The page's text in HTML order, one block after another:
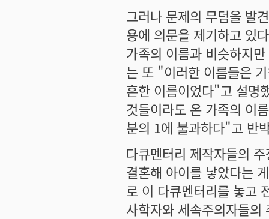
그러나 문제의 무덤을 발
용에 의문을 제기하고 있
가족의 이름과 비슷하지
는 또 "이러한 이름들은
흔한 이름이었다"고 설명
것들이라도 온 가족의 이
분의 1에 불과하다"고 반
다큐멘터리 제작자들의
결혼해 아이를 낳았다는
로 이 다큐멘터리를 놓고
사학자와 세속주의자들